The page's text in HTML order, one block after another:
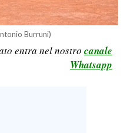
Burruni)
entra nel nostro canale
Whatsapp